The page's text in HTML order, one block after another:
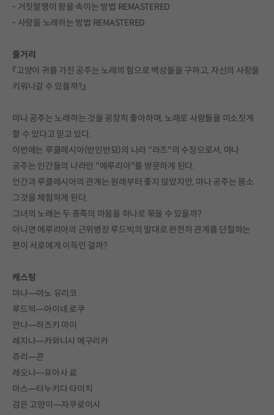
- 거짓말쟁이 왕을 속이는 방법 REMASTERED
- 사랑을 노래하는 방법 REMASTERED
줄거리
『고양이 귀를 가진 공주는 노래의 힘으로 백성들을 구하고, 자신의 사랑을
키워나갈 수 있을까?』
먀나 공주는 노래하는 것을 굉장히 좋아하며, 노래로 사람들을 미소짓게
할 수 있다고 믿고 있다.
이번에는 루클레시아(반인반묘)의 나라 "라즈"의 수장으로서, 먀나
공주는 인간들의 나라인 "에루리아"를 방문하게 된다.
인간과 루클레시아의 관계는 원래부터 좋지 않았지만, 먀나 공주는 몸소
그것을 체험하게 된다.
그녀의 노래는 두 종족의 마음을 하나로 묶을 수 있을까?
아니면 에루리아의 근위병장 루드빅의 말대로 완전히 관계를 단절하는
편이 서로에게 이득인 걸까?
캐스팅
먀나―야노 유리코
루드빅―아이네 로쿠
안나―하즈키 마이
레지나―카와니시 메구리카
쥬리―콘
레오나―유아사 료
마스―타누키다 타이치
검은 고양이―자쿠로이시